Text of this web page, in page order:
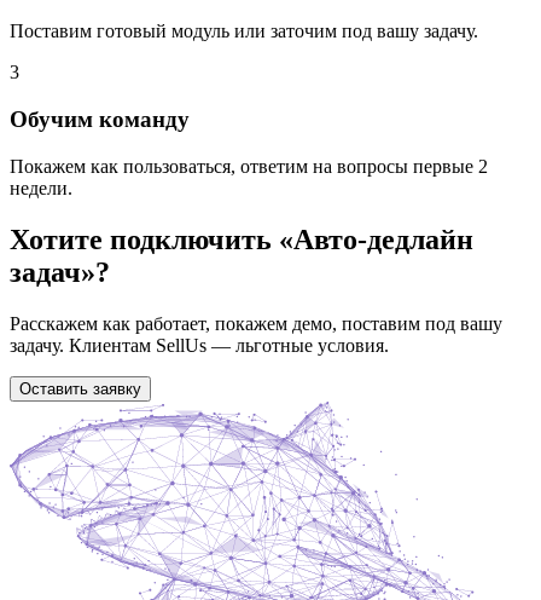
Поставим готовый модуль или заточим под вашу задачу.
3
Обучим команду
Покажем как пользоваться, ответим на вопросы первые 2
недели.
Хотите подключить «Авто-дедлайн
задач»?
Расскажем как работает, покажем демо, поставим под вашу
задачу. Клиентам SellUs — льготные условия.
Оставить заявку